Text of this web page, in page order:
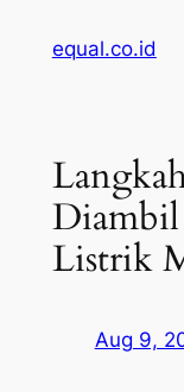
equal.co.id
Diambil
Listrik
Aug 9,